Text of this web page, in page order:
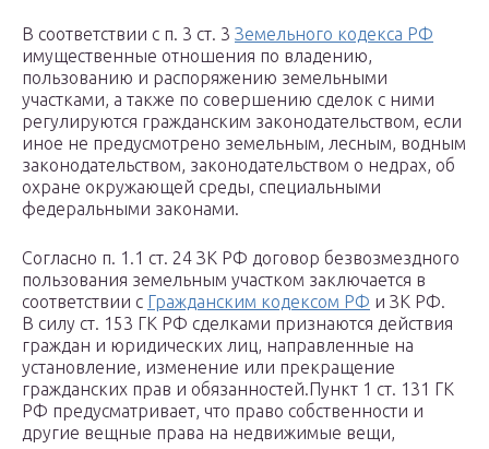
В соответствии с п. 3 ст. 3 Земельного кодекса РФ
имущественные отношения по владению,
пользованию и распоряжению земельными
участками, а также по совершению сделок с ними
регулируются гражданским законодательством, если
иное не предусмотрено земельным, лесным, водным
законодательством, законодательством о недрах, об
охране окружающей среды, специальными
федеральными законами.
Согласно п. 1.1 ст. 24 ЗК РФ договор безвозмездного
пользования земельным участком заключается в
соответствии с Гражданским кодексом РФ и ЗК РФ.
В силу ст. 153 ГК РФ сделками признаются действия
граждан и юридических лиц, направленные на
установление, изменение или прекращение
гражданских прав и обязанностей.Пункт 1 ст. 131 ГК
РФ предусматривает, что право собственности и
другие вещные права на недвижимые вещи,